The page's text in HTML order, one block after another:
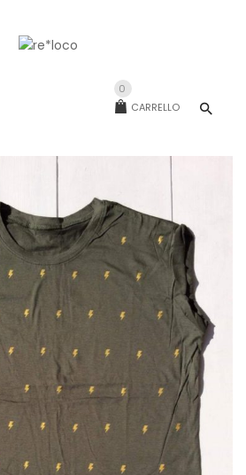
CARRELLO
0